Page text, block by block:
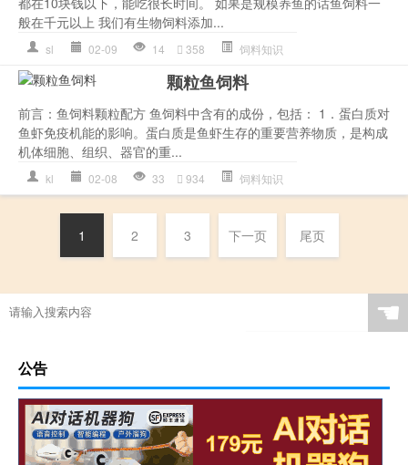
般在千元以上 我们有生物饲料添加...
sl 02-09 14 358 饲料知识
颗粒鱼饲料
前言：鱼饲料颗粒配方 鱼饲料中含有的成份，包括： 1．蛋白质对
鱼虾免疫机能的影响。蛋白质是鱼虾生存的重要营养物质，是构成
机体细胞、组织、器官的重...
kl 02-08 33 934 饲料知识
1 2 3 下一页 尾页
☚
公告